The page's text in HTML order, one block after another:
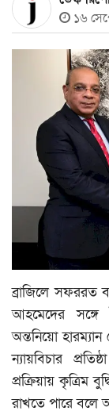
সারাদেশ
বিনোদন
আইন-বিচার
ইউরোপ
লাইফ-স্টাইল
স্বাস্থ্য
মতামত
১৬
ব্রাজিলে সফররত
আহমেদের সঙ্গে
অন্তনিয়ো
ন্যায়বিচার
প্রক্রিয়ায় কৃত্রিম
রাখতে পারে বলে